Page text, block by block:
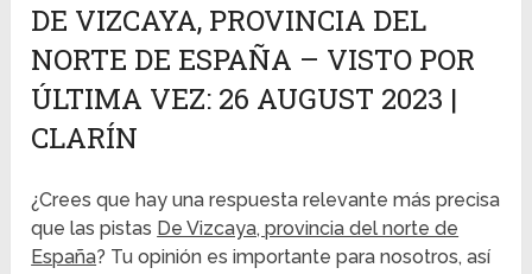
DE VIZCAYA, PROVINCIA DEL
NORTE DE ESPAÑA – VISTO POR
ÚLTIMA VEZ: 26 AUGUST 2023 |
CLARÍN
¿Crees que hay una respuesta relevante más precisa
que las pistas De Vizcaya, provincia del norte de
España? Tu opinión es importante para nosotros, así